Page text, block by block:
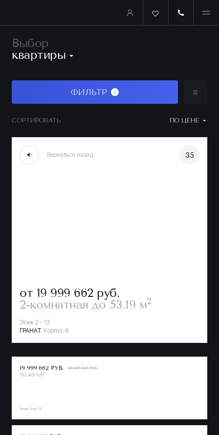
Выбор
квартиры
СОРТИРОВАТЬ ПО ЦЕНЕ
ФИЛЬТР 4
Вернуться назад 35
от 19 999 662 руб.
2-комнатнаядо 53.19 м2
Этаж 2 - 13
ГРАНАТ, Корпус 6
19 999 662 РУБ. 24 389 831 РУБ.
50.40 М2
Этаж 2 из 13